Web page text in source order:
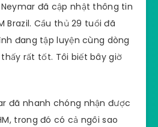
đã cập nhật thông tin
Brazil. Cầu thủ 29 tuổi đã
đang tập luyện cùng dòng
rất tốt. Tôi biết bây giờ
đã nhanh chóng nhận được
trong đó có cả ngôi sao